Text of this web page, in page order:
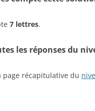
7 lettres.
les réponses du
page récapitulative du